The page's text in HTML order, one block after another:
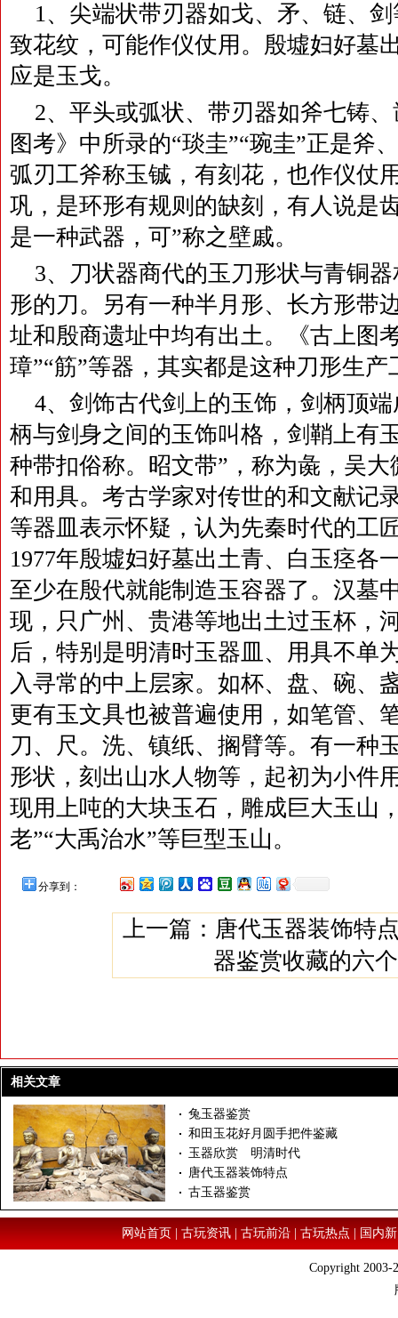
1、尖端状带刃器如戈、矛、链、
致花纹，可能作仪仗用。殷墟妇好墓
应是玉戈。
2、平头或弧状、带刃器如斧七铸
图考》中所录的“琰圭”“琬圭”正是斧
弧刃工斧称玉铖，有刻花，也作仪仗
巩，是环形有规则的缺刻，有人说是
是一种武器，可”称之壁戚。
3、刀状器商代的玉刀形状与青铜
形的刀。另有一种半月形、长方形带
址和殷商遗址中均有出土。《古上图
璋”“筋”等器，其实都是这种刀形生产
4、剑饰古代剑上的玉饰，剑柄顶
柄与剑身之间的玉饰叫格，剑鞘上有
种带扣俗称。昭文带”，称为彘，吴
和用具。考古学家对传世的和文献记
等器皿表示怀疑，认为先秦时代的工
1977年殷墟妇好墓出土青、白玉痉各
至少在殷代就能制造玉容器了。汉墓
现，只广州、贵港等地出土过玉杯，
后，特别是明清时玉器皿、用具不单
入寻常的中上层家。如杯、盘、碗、
更有玉文具也被普遍使用，如笔管、
刀、尺。洗、镇纸、搁臂等。有一种
形状，刻出山水人物等，起初为小件
现用上吨的大块玉石，雕成巨大玉山
老”“大禹治水”等巨型玉山。
分享到：
上一篇： 唐代玉器装饰特
器鉴赏收藏的六
相关文章
兔玉器鉴赏
和田玉花好月圆手把件鉴藏
玉器欣赏 明清时代
唐代玉器装饰特点
古玉器鉴赏
网站首页|古玩资讯|古玩前沿|古玩热点|国内
Copyright 2003-